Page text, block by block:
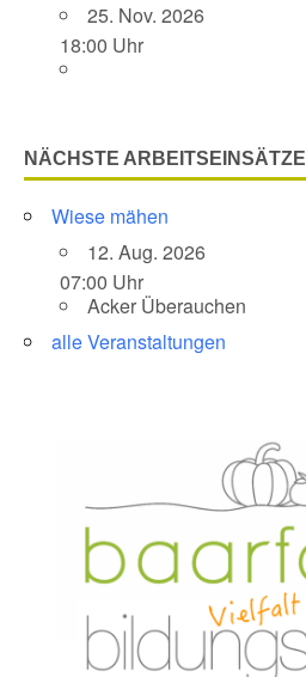
25. Nov. 2026
18:00 Uhr
NÄCHSTE ARBEITSEINSÄTZE
Wiese mähen
12. Aug. 2026
07:00 Uhr
Acker Überauchen
alle Veranstaltungen